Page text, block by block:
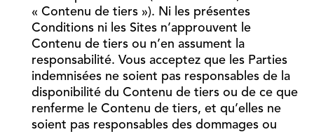
« Contenu de tiers »). Ni les présentes
Conditions ni les Sites n’approuvent le
Contenu de tiers ou n’en assument la
responsabilité. Vous acceptez que les Parties
indemnisées ne soient pas responsables de la
disponibilité du Contenu de tiers ou de ce que
renferme le Contenu de tiers, et qu’elles ne
soient pas responsables des dommages ou